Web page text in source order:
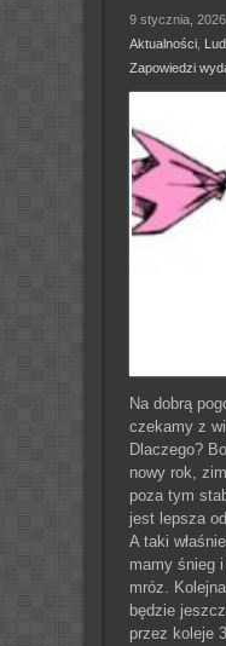
9 stycznia, 2026
Aktualności,
Zapowiedzi
Na dobrą
czekamy z
Dlaczego?
nowy rok,
poza tym
jest lepsza
A taki
mamy śnieg
mróz.
będzie
przez koleje